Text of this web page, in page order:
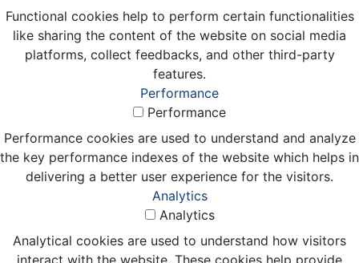
Functional cookies help to perform certain functionalities
like sharing the content of the website on social media
platforms, collect feedbacks, and other third-party
features.
Performance
Performance
Performance cookies are used to understand and analyze
the key performance indexes of the website which helps in
delivering a better user experience for the visitors.
Analytics
Analytics
Analytical cookies are used to understand how visitors